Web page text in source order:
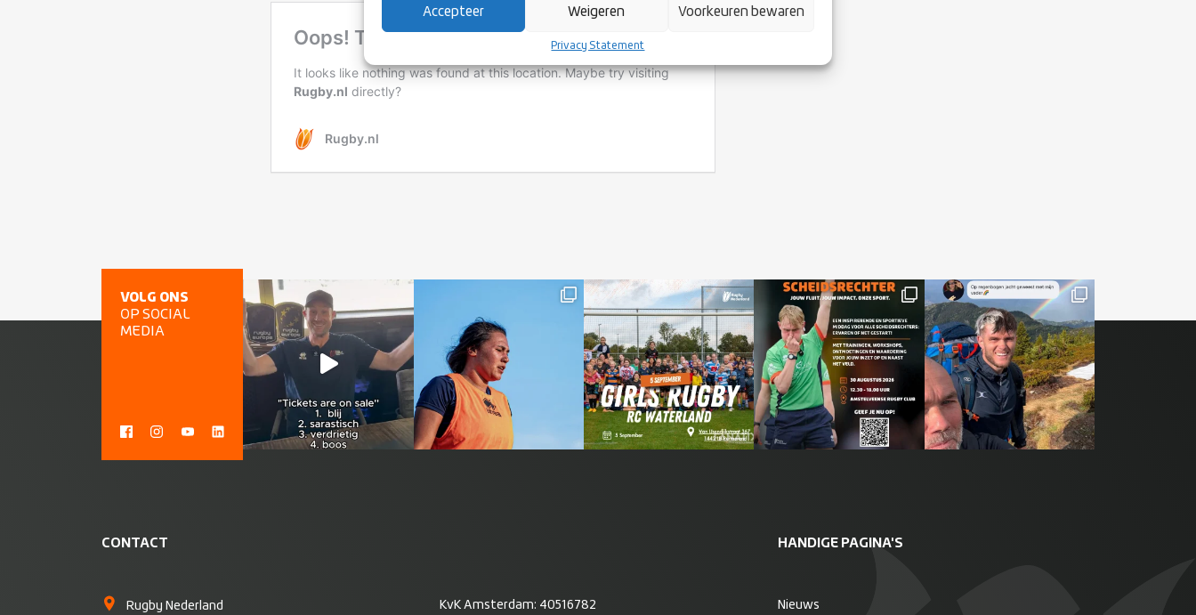
Accepteer Weigeren Voorkeuren bewaren
Privacy Statement
VOLG ONS
OP SOCIAL
MEDIA
CONTACT
Rugby Nederland KvK Amsterdam: 40516782
HANDIGE PAGINA'S
Nieuws